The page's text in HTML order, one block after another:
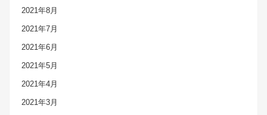
2021年8月
2021年7月
2021年6月
2021年5月
2021年4月
2021年3月